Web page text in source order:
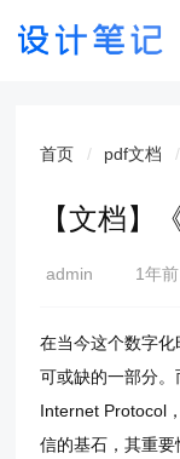
首页 pdf文档
【文档】
admin
1年前
03-17)
在当今这个数字
可或缺的一部分。
Internet Protocol
信的基石，其重要